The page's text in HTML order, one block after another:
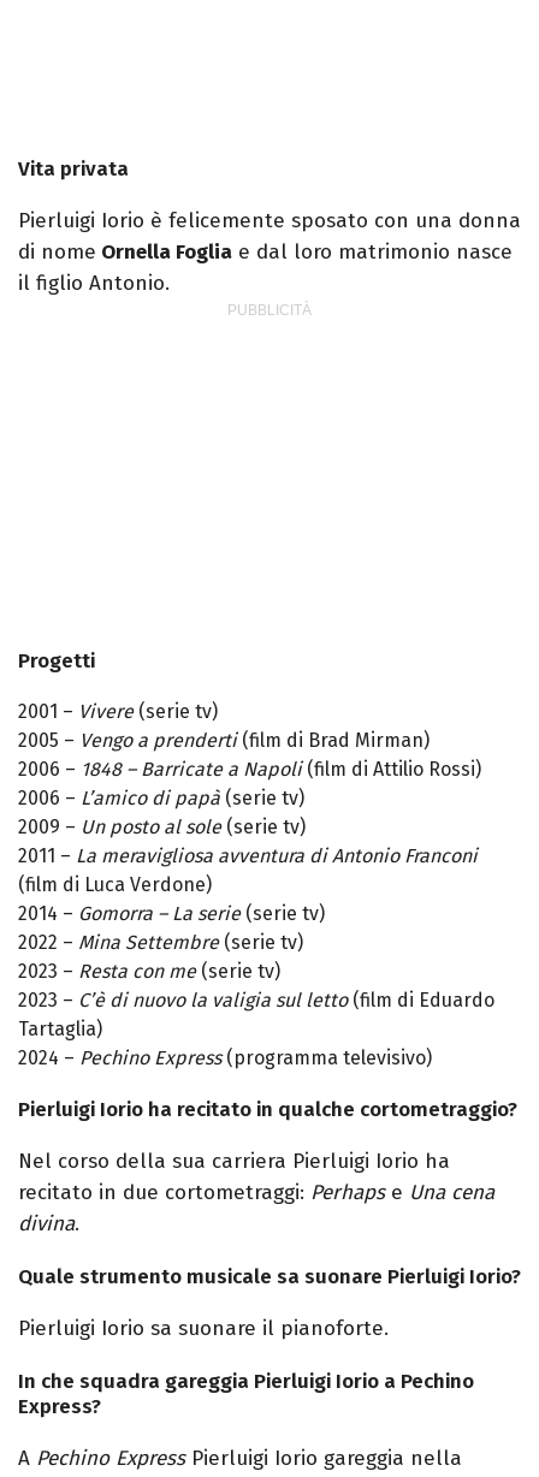
Vita privata
Pierluigi Iorio è felicemente sposato con una donna
di nome Ornella Foglia e dal loro matrimonio nasce
il figlio Antonio.
Progetti
2001 – Vivere(serie tv)
2005 – Vengo a prenderti(film di Brad Mirman)
2006 – 1848 – Barricate a Napoli(film di Attilio Rossi)
2006 – L’amico di papà (serie tv)
2009 – Un posto al sole(serie tv)
2011 – La meravigliosa avventura di Antonio Franconi
(film di Luca Verdone)
2014 – Gomorra – La serie (serie tv)
2022 – Mina Settembre (serie tv)
2023 – Resta con me(serie tv)
2023 – C’è di nuovo la valigia sul letto(film di Eduardo
Tartaglia)
2024 – Pechino Express(programma televisivo)
Pierluigi Iorio ha recitato in qualche cortometraggio?
Nel corso della sua carriera Pierluigi Iorio ha
recitato in due cortometraggi: Perhapse Una cena
divina.
Quale strumento musicale sa suonare Pierluigi Iorio?
Pierluigi Iorio sa suonare il pianoforte.
In che squadra gareggia Pierluigi Iorio a Pechino
Express?
A Pechino ExpressPierluigi Iorio gareggia nella